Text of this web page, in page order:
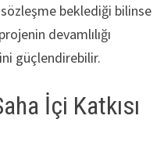
beklediği bilinse
devamlılığı
güçlendirebilir.
İçi Katkısı